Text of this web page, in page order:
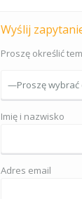
Wyślij
Proszę określić
Imię i nazwisko
Adres email